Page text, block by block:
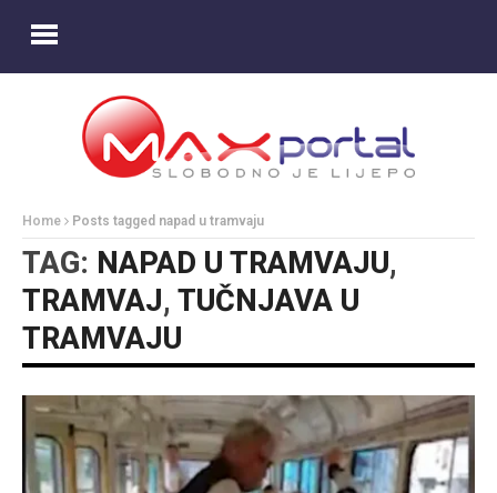
Home Posts tagged napad u tramvaju
TAG: NAPAD U TRAMVAJU,
TRAMVAJ, TUČNJAVA U
TRAMVAJU